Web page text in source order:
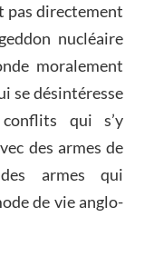
pas directement
nucléaire
moralement
se désintéresse
qui s’y
des armes de
armes qui
de vie anglo-